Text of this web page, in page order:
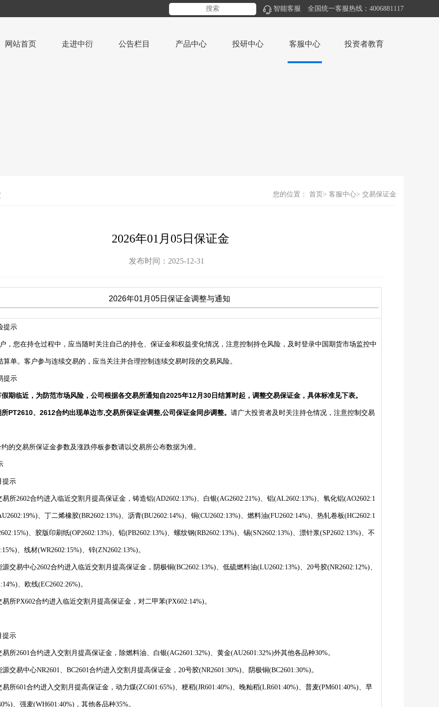
智能客服 全国统一客服热线：4006881117
网站首页 走进中衍 公告栏目 产品中心 投研中心 客服中心 投资者教育
您的位置： 首页 客服中心 交易保证金
2026年01月05日保证金
发布时间：2025-12-31
2026年01月05日保证金调整与通知
提示
您在持仓过程中，应当随时关注自己的持仓、保证金和权益变化情况，注意控制持仓风险，及时登录中国期货市场监控中
算单。客户参与连续交易的，应当关注并合理控制连续交易时段的交易风险。
提示
期临近，为防范市场风险，公司根据各交易所通知自2025年12月30日结算时起，调整交易保证金，具体标准见下表。
PT2610、2612合约出现单边市,交易所保证金调整,公司保证金同步调整。 请广大投资者及时关注持仓情况，注意控制交易
交易所保证金参数及涨跌停板参数请以交易所公布数据为准。
提示
易所2602合约进入临近交割月提高保证金，铸造铝(AD2602:13%)、白银(AG2602:21%)、铝(AL2602:13%)、氧化铝(AO2602:1
602:19%)、丁二烯橡胶(BR2602:13%)、沥青(BU2602:14%)、铜(CU2602:13%)、燃料油(FU2602:14%)、热轧卷板(HC2602:1
602:15%)、胶版印刷纸(OP2602:13%)、铅(PB2602:13%)、螺纹钢(RB2602:13%)、锡(SN2602:13%)、漂针浆(SP2602:13%)、不
:15%)、线材(WR2602:15%)、锌(ZN2602:13%)。
源交易中心2602合约进入临近交割月提高保证金，阴极铜(BC2602:13%)、低硫燃料油(LU2602:13%)、20号胶(NR2602:12%)、
:14%)、欧线(EC2602:26%)。
易所PX602合约进入临近交割月提高保证金，对二甲苯(PX602:14%)。
提示
易所2601合约进入交割月提高保证金，除燃料油、白银(AG2601:32%)、黄金(AU2601:32%)外其他各品种30%。
源交易中心NR2601、BC2601合约进入交割月提高保证金，20号胶(NR2601:30%)、阴极铜(BC2601:30%)。
易所601合约进入交割月提高保证金，动力煤(ZC601:65%)、 粳稻(JR601:40%)、晚籼稻(LR601:40%)、普麦(PM601:40%)、早
、强麦(WH601:40%) ，其他各品种35%。